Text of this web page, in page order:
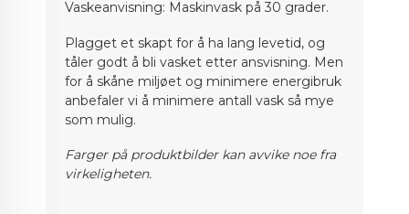
Vaskeanvisning: Maskinvask på 30 grader.
Plagget et skapt for å ha lang levetid, og
tåler godt å bli vasket etter ansvisning. Men
for å skåne miljøet og minimere energibruk
anbefaler vi å minimere antall vask så mye
som mulig.
Farger på produktbilder kan avvike noe fra
virkeligheten.